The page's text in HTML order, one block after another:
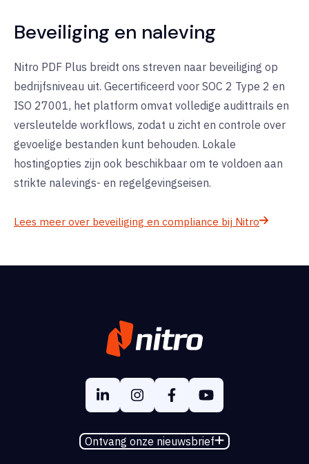
Beveiliging en naleving
Nitro PDF Plus breidt ons streven naar beveiliging op
bedrijfsniveau uit. Gecertificeerd voor SOC 2 Type 2 en
ISO 27001, het platform omvat volledige audittrails en
versleutelde workflows, zodat u zicht en controle over
gevoelige bestanden kunt behouden. Lokale
hostingopties zijn ook beschikbaar om te voldoen aan
strikte nalevings- en regelgevingseisen.
Lees meer over beveiliging en compliance bij Nitro
Ontvang onze nieuwsbrief